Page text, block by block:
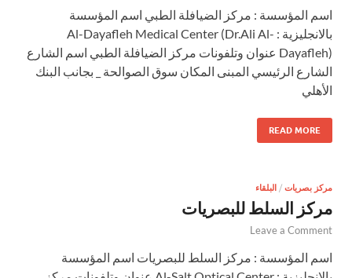
اسم المؤسسة : مركز الضيافلة الطبي اسم المؤسسة
بالانجليزية : Al-Dayafleh Medical Center (Dr.Ali Al-
Dayafleh) عنوان وتلفونات مركز الضيافلة الطبي اسم الشارع
الشارع الرئيسي المبنى المكان سوق الصوالحة _ بجانب البنك
الأهلي
READ MORE
مركز بصريات / البلقاء
مركز السلط للبصريات
Leave a Comment
اسم المؤسسة : مركز السلط للبصريات اسم المؤسسة